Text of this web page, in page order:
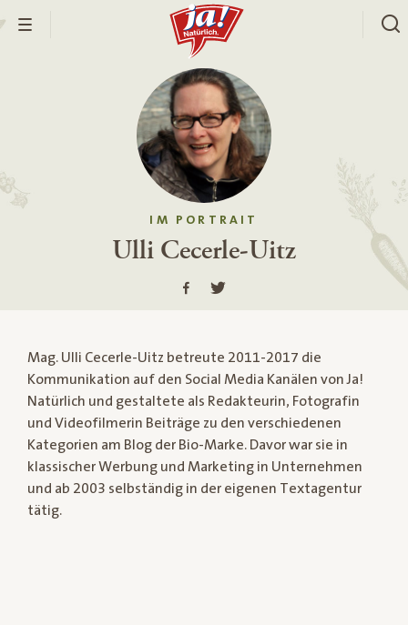
IM PORTRAIT
Ulli Cecerle-Uitz
Mag. Ulli Cecerle-Uitz betreute 2011-2017 die
Kommunikation auf den Social Media Kanälen von Ja!
Natürlich und gestaltete als Redakteurin, Fotografin
und Videofilmerin Beiträge zu den verschiedenen
Kategorien am Blog der Bio-Marke. Davor war sie in
klassischer Werbung und Marketing in Unternehmen
und ab 2003 selbständig in der eigenen Textagentur
tätig.